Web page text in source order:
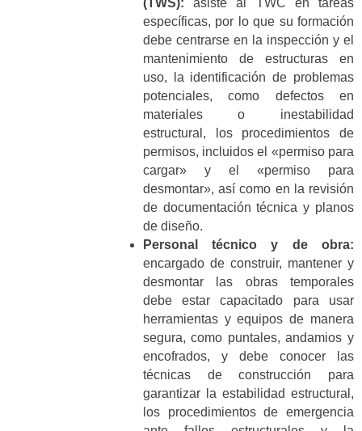
específicas, por lo que su formación
debe centrarse en la inspección y el
mantenimiento de estructuras en
uso, la identificación de problemas
potenciales, como defectos en
materiales o inestabilidad
estructural, los procedimientos de
permisos, incluidos el «permiso para
cargar» y el «permiso para
desmontar», así como en la revisión
de documentación técnica y planos
de diseño.
Personal técnico y de obra:
encargado de construir, mantener y
desmontar las obras temporales
debe estar capacitado para usar
herramientas y equipos de manera
segura, como puntales, andamios y
encofrados, y debe conocer las
técnicas de construcción para
garantizar la estabilidad estructural,
los procedimientos de emergencia